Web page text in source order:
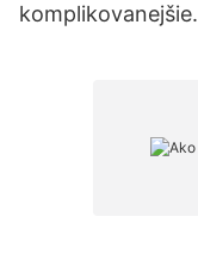
komplikovanejšie.